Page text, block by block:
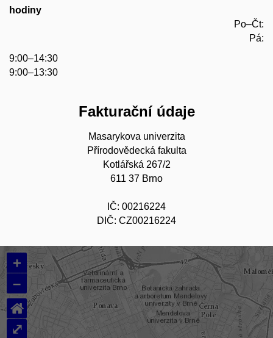
hodiny
Po–Čt:
Pá:
9:00–14:30
9:00–13:30
Fakturační údaje
Masarykova univerzita
Přírodovědecká fakulta
Kotlářská 267/2
611 37 Brno
IČ: 00216224
DIČ: CZ00216224
+
–
⌂
⤢